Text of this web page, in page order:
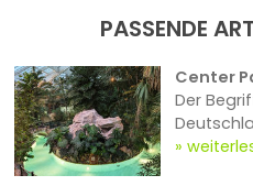
PASSENDE
Center
Der